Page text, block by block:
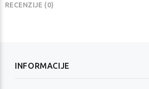
RECENZIJE (0)
INFORMACIJE